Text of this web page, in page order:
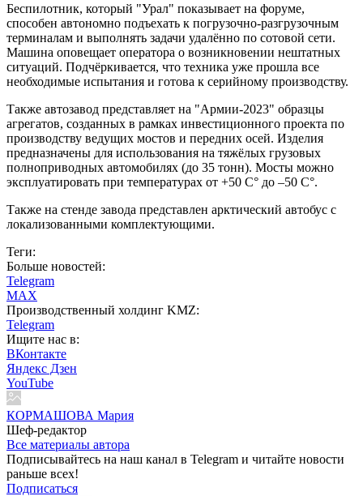
Беспилотник, который "Урал" показывает на форуме,
способен автономно подъехать к погрузочно-разгрузочным
терминалам и выполнять задачи удалённо по сотовой сети.
Машина оповещает оператора о возникновении нештатных
ситуаций. Подчёркивается, что техника уже прошла все
необходимые испытания и готова к серийному производству.
Также автозавод представляет на "Армии-2023" образцы
агрегатов, созданных в рамках инвестиционного проекта по
производству ведущих мостов и передних осей. Изделия
предназначены для использования на тяжёлых грузовых
полноприводных автомобилях (до 35 тонн). Мосты можно
эксплуатировать при температурах от +50 С° до –50 С°.
Также на стенде завода представлен арктический автобус с
локализованными комплектующими.
Теги:
Больше новостей:
Telegram
MAX
Производственный холдинг KMZ:
Telegram
Ищите нас в:
ВКонтакте
Яндекс Дзен
YouTube
КОРМАШОВА Мария
Шеф-редактор
Все материалы автора
Подписывайтесь на наш канал в Telegram и читайте новости
раньше всех!
Подписаться